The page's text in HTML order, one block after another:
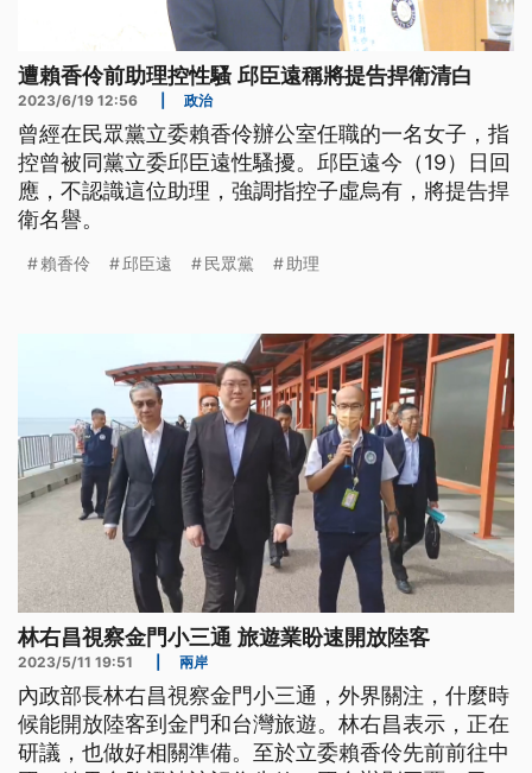
遭賴香伶前助理控性騷 邱臣遠稱將提告捍衛清白
2023/6/19 12:56 政治
曾經在民眾黨立委賴香伶辦公室任職的一名女子，指
控曾被同黨立委邱臣遠性騷擾。邱臣遠今（19）日回
應，不認識這位助理，強調指控子虛烏有，將提告捍
衛名譽。
賴香伶 邱臣遠 民眾黨 助理
林右昌視察金門小三通 旅遊業盼速開放陸客
2023/5/11 19:51 兩岸
內政部長林右昌視察金門小三通，外界關注，什麼時
候能開放陸客到金門和台灣旅遊。林右昌表示，正在
研議，也做好相關準備。至於立委賴香伶先前前往中